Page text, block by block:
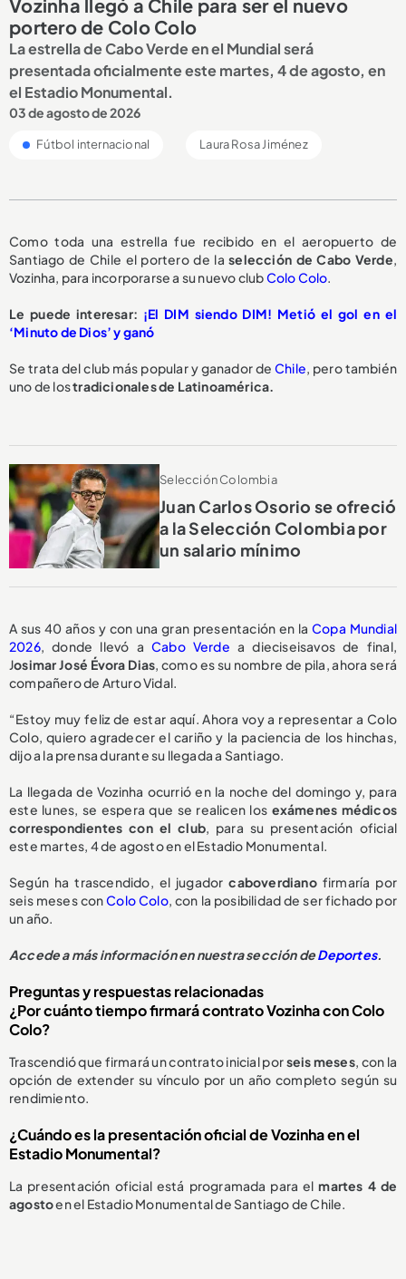
Vozinha llegó a Chile para ser el nuevo
portero de Colo Colo
La estrella de Cabo Verde en el Mundial será
presentada oficialmente este martes, 4 de agosto, en
el Estadio Monumental.
03 de agosto de 2026
Fútbol internacional Laura Rosa Jiménez
Como toda una estrella fue recibido en el aeropuerto de
Santiago de Chile el portero de laselección de Cabo Verde,
Vozinha, para incorporarse a su nuevo clubColo Colo.
Le puede interesar: ¡El DIM siendo DIM! Metió el gol en el
‘Minuto de Dios’ y ganó
Se trata del club más popular y ganador de Chile, pero también
uno de lostradicionales de Latinoamérica.
Selección Colombia
Juan Carlos Osorio se ofreció
a la Selección Colombia por
un salario mínimo
A sus 40 años y con una gran presentación en laCopa Mundial
2026, donde llevó a Cabo Verde a dieciseisavos de final,
Josimar José Évora Dias, como es su nombre de pila, ahora será
compañero de Arturo Vidal.
“Estoy muy feliz de estar aquí. Ahora voy a representar a Colo
Colo, quiero agradecer el cariño y la paciencia de los hinchas,
dijo a la prensa durante su llegada a Santiago.
La llegada de Vozinha ocurrió en la noche del domingo y, para
este lunes, se espera que se realicen los exámenes médicos
correspondientes con el club, para su presentación oficial
este martes, 4 de agosto en el Estadio Monumental.
Según ha trascendido, el jugadorcaboverdianofirmaría por
seis meses conColo Colo, con la posibilidad de ser fichado por
un año.
Accede a más información en nuestra sección deDeportes.
Preguntas y respuestas relacionadas
¿Por cuánto tiempo firmará contrato Vozinha con Colo
Colo?
Trascendió que firmará un contrato inicial porseis meses, con la
opción de extender su vínculo por un año completo según su
rendimiento.
¿Cuándo es la presentación oficial de Vozinha en el
Estadio Monumental?
La presentación oficial está programada para elmartes 4 de
agostoen el Estadio Monumental de Santiago de Chile.